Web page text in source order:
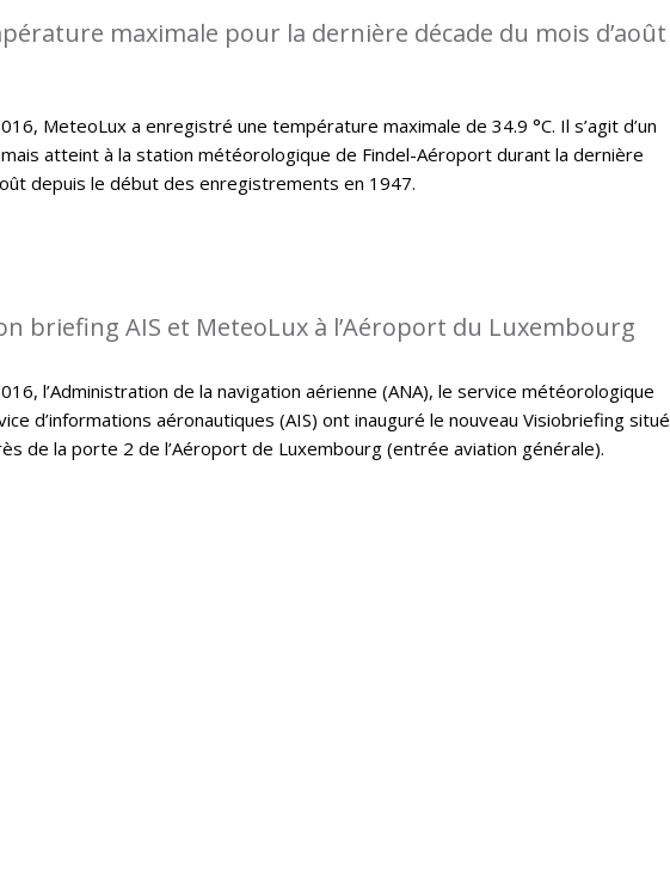
maximale pour la dernière décade du mois d’août
MeteoLux a enregistré une température maximale de 34.9 °C. Il s’agit d’un
atteint à la station météorologique de Findel-Aéroport durant la dernière
depuis le début des enregistrements en 1947.
briefing AIS et MeteoLux à l’Aéroport du Luxembourg
l’Administration de la navigation aérienne (ANA), le service météorologique
d’informations aéronautiques (AIS) ont inauguré le nouveau Visiobriefing situé
de la porte 2 de l’Aéroport de Luxembourg (entrée aviation générale).